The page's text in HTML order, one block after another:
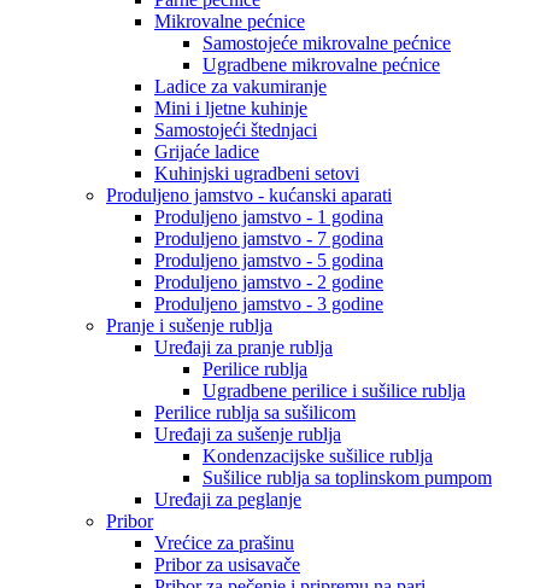
Mikrovalne pećnice
Samostojeće mikrovalne pećnice
Ugradbene mikrovalne pećnice
Ladice za vakumiranje
Mini i ljetne kuhinje
Samostojeći štednjaci
Grijaće ladice
Kuhinjski ugradbeni setovi
Produljeno jamstvo - kućanski aparati
Produljeno jamstvo - 1 godina
Produljeno jamstvo - 7 godina
Produljeno jamstvo - 5 godina
Produljeno jamstvo - 2 godine
Produljeno jamstvo - 3 godine
Pranje i sušenje rublja
Uređaji za pranje rublja
Perilice rublja
Ugradbene perilice i sušilice rublja
Perilice rublja sa sušilicom
Uređaji za sušenje rublja
Kondenzacijske sušilice rublja
Sušilice rublja sa toplinskom pumpom
Uređaji za peglanje
Pribor
Vrećice za prašinu
Pribor za usisavače